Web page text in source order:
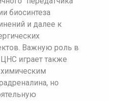
биосинтеза
и далее к
Важную роль в
играет также
но